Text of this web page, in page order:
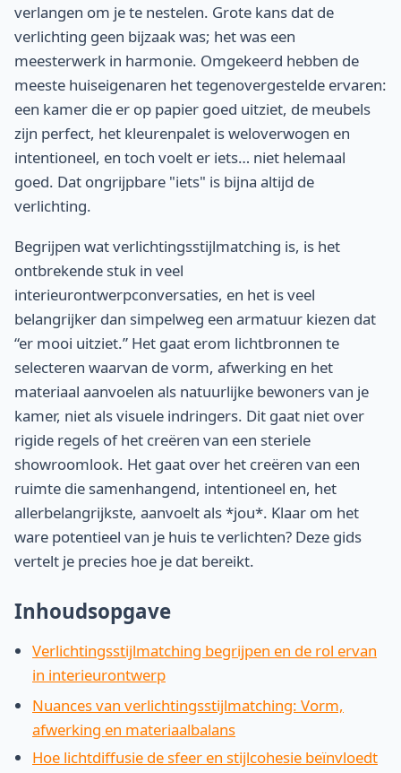
verlangen om je te nestelen. Grote kans dat de
verlichting geen bijzaak was; het was een
meesterwerk in harmonie. Omgekeerd hebben de
meeste huiseigenaren het tegenovergestelde ervaren:
een kamer die er op papier goed uitziet, de meubels
zijn perfect, het kleurenpalet is weloverwogen en
intentioneel, en toch voelt er iets… niet helemaal
goed. Dat ongrijpbare "iets" is bijna altijd de
verlichting.
Begrijpen wat verlichtingsstijlmatching is, is het
ontbrekende stuk in veel
interieurontwerpconversaties, en het is veel
belangrijker dan simpelweg een armatuur kiezen dat
“er mooi uitziet.” Het gaat erom lichtbronnen te
selecteren waarvan de vorm, afwerking en het
materiaal aanvoelen als natuurlijke bewoners van je
kamer, niet als visuele indringers. Dit gaat niet over
rigide regels of het creëren van een steriele
showroomlook. Het gaat over het creëren van een
ruimte die samenhangend, intentioneel en, het
allerbelangrijkste, aanvoelt als *jou*. Klaar om het
ware potentieel van je huis te verlichten? Deze gids
vertelt je precies hoe je dat bereikt.
Inhoudsopgave
Verlichtingsstijlmatching begrijpen en de rol ervan
in interieurontwerp
Nuances van verlichtingsstijlmatching: Vorm,
afwerking en materiaalbalans
Hoe lichtdiffusie de sfeer en stijlcohesie beïnvloedt